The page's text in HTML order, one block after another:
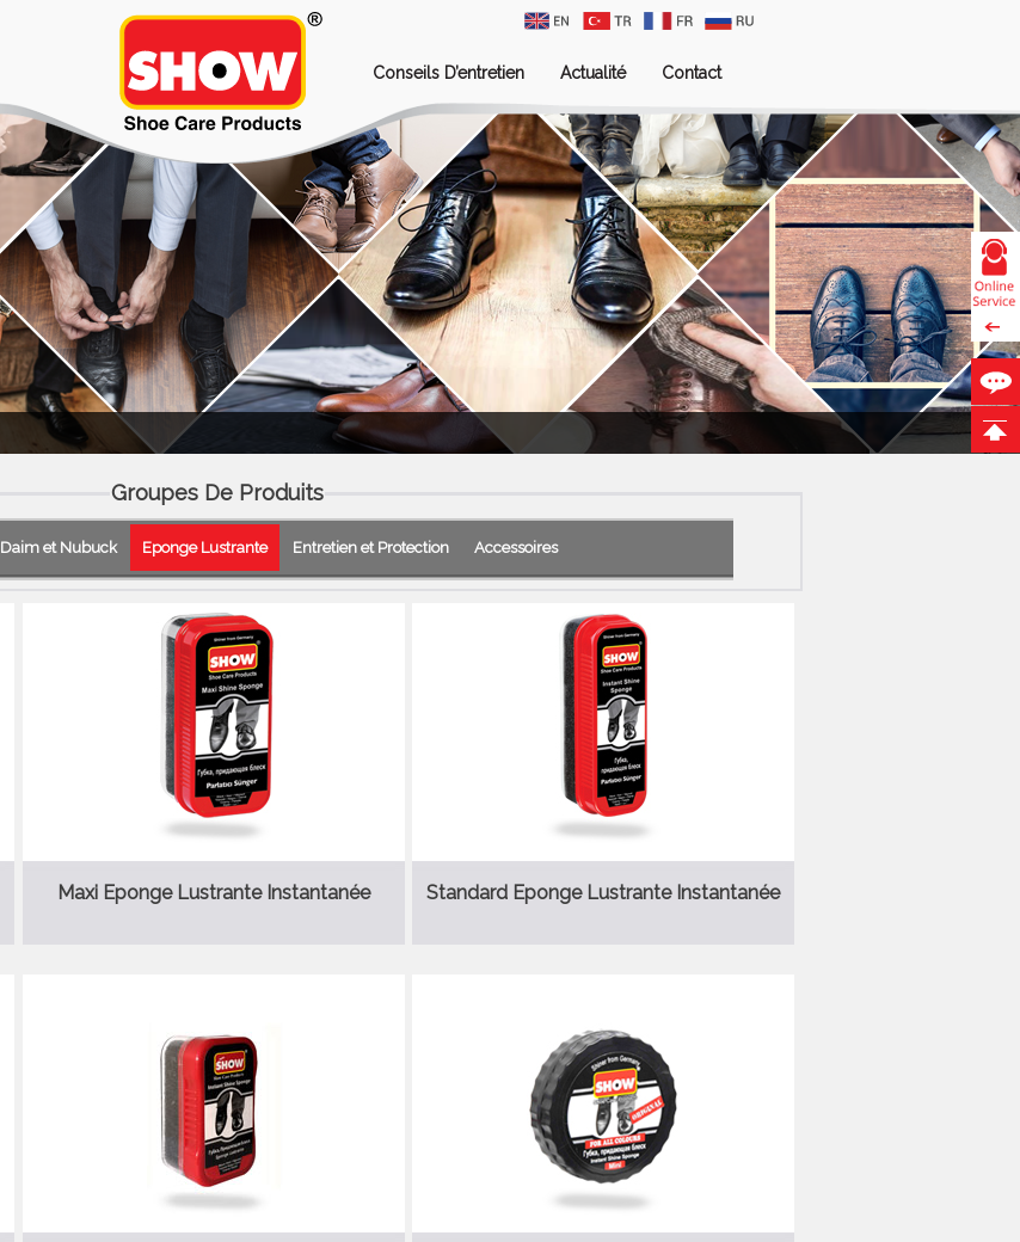
Conseils D’entretien Actualité Contact
Groupes De Produits
Daim et Nubuck Eponge Lustrante Entretien et Protection Accessoires
Maxi Eponge Lustrante Instantanée Standard Eponge Lustrante Instantanée